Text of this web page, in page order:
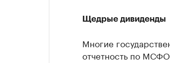
Щедрые дивиденды
Многие
отчетность по